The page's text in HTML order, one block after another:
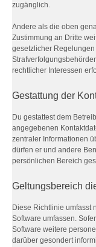
zugänglich.
Andere als die oben
Zustimmung an Dritte
gesetzlicher
rechtlicher Interessen
Gestattung der
Du gestattest dem
angegebenen
zentraler Informationen
dürfen er und andere
persönlichen Bereich
Geltungsbereich
Diese Richtlinie umfasst
Software umfassen.
Software weitere
darüber gesondert